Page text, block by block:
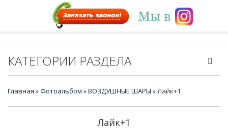
КАТЕГОРИИ РАЗДЕЛА
Главная »Фотоальбом »ВОЗДУШНЫЕ ШАРЫ » Лайк+1
Лайк+1